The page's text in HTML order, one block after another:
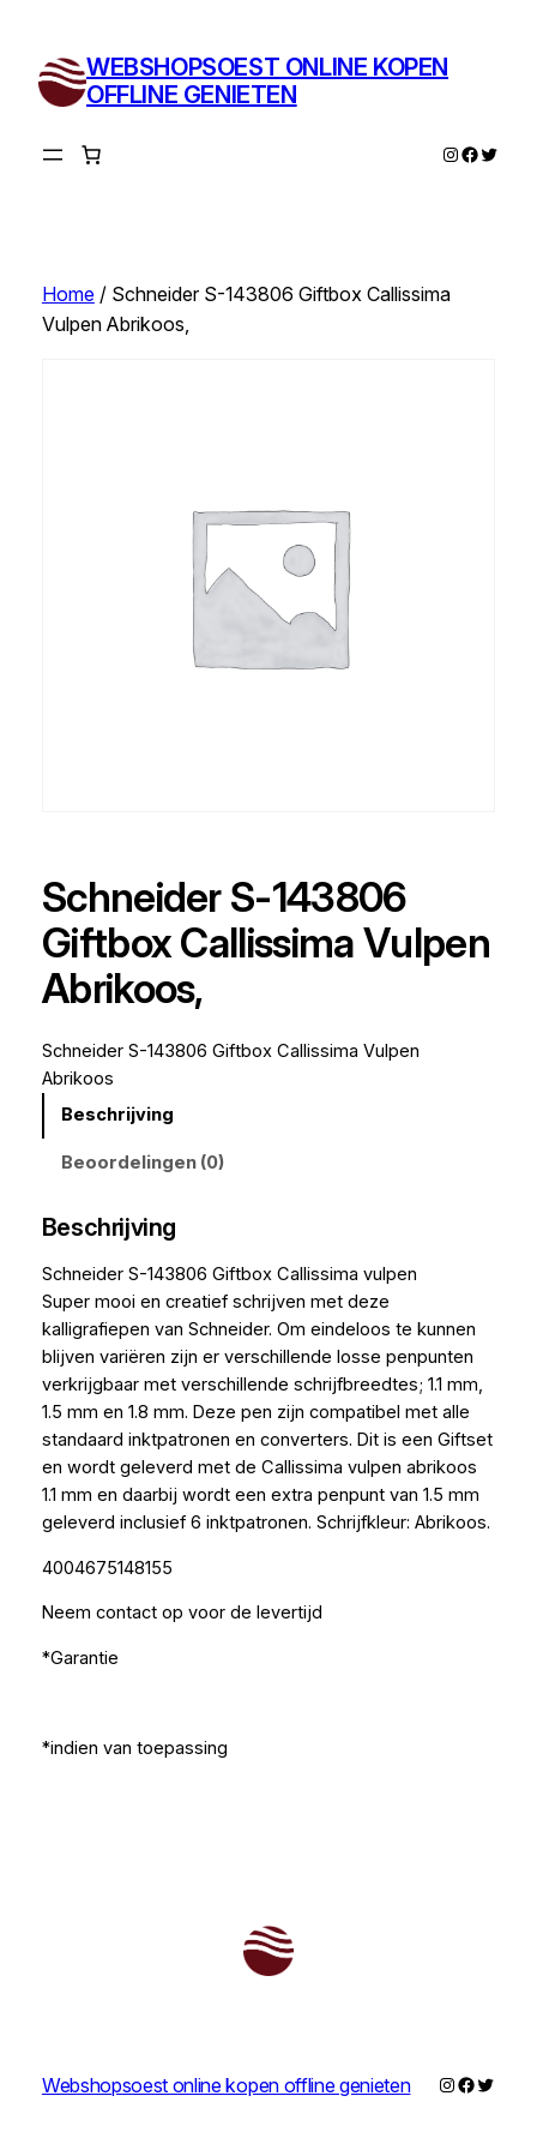
inhoud
WEBSHOPSOEST ONLINE KOPEN
OFFLINE GENIETEN
Instagram
Twitter
Home/ Schneider S-143806 Giftbox Callissima
Vulpen Abrikoos,
Schneider S-143806
Giftbox Callissima Vulpen
Abrikoos,
Schneider S-143806 Giftbox Callissima Vulpen
Abrikoos
Beschrijving
Beoordelingen (0)
Beschrijving
Schneider S-143806 Giftbox Callissima vulpen
Super mooi en creatief schrijven met deze
kalligrafiepen van Schneider. Om eindeloos te kunnen
blijven variëren zijn er verschillende losse penpunten
verkrijgbaar met verschillende schrijfbreedtes; 1.1 mm,
1.5 mm en 1.8 mm. Deze pen zijn compatibel met alle
standaard inktpatronen en converters. Dit is een Giftset
en wordt geleverd met de Callissima vulpen abrikoos
1.1 mm en daarbij wordt een extra penpunt van 1.5 mm
geleverd inclusief 6 inktpatronen. Schrijfkleur: Abrikoos.
4004675148155
Neem contact op voor de levertijd
*Garantie
*indien van toepassing
Webshopsoest online kopen offline genieten Instagram
Twitter